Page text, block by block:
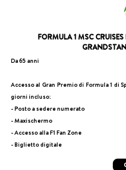
FORMULA 1 MSC
Da 65 anni
Accesso al Gran Premio di Formula 1 di
giorni incluso:
- Posto a sedere numerato
- Maxischermo
- Accesso alla F1 Fan Zone
- Biglietto digitale